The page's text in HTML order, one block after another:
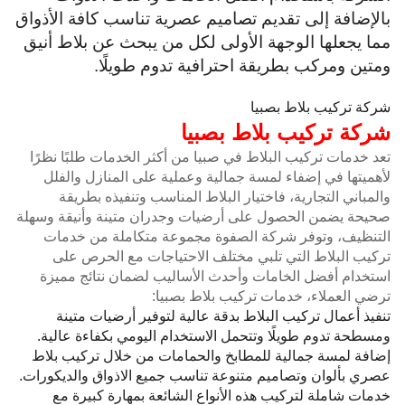
بالإضافة إلى تقديم تصاميم عصرية تناسب كافة الأذواق
مما يجعلها الوجهة الأولى لكل من يبحث عن بلاط أنيق
ومتين ومركب بطريقة احترافية تدوم طويلًا.
شركة تركيب بلاط بصبيا
شركة تركيب بلاط بصبيا
تعد خدمات تركيب البلاط في صبيا من أكثر الخدمات طلبًا نظرًا
لأهميتها في إضفاء لمسة جمالية وعملية على المنازل والفلل
والمباني التجارية، فاختيار البلاط المناسب وتنفيذه بطريقة
صحيحة يضمن الحصول على أرضيات وجدران متينة وأنيقة وسهلة
التنظيف، وتوفر شركة الصفوة مجموعة متكاملة من خدمات
تركيب البلاط التي تلبي مختلف الاحتياجات مع الحرص على
استخدام أفضل الخامات وأحدث الأساليب لضمان نتائج مميزة
ترضي العملاء، خدمات تركيب بلاط بصبيا:
تنفيذ أعمال تركيب البلاط بدقة عالية لتوفير أرضيات متينة
ومسطحة تدوم طويلًا وتتحمل الاستخدام اليومي بكفاءة عالية.
إضافة لمسة جمالية للمطابخ والحمامات من خلال تركيب بلاط
عصري بألوان وتصاميم متنوعة تناسب جميع الاذواق والديكورات.
خدمات شاملة لتركيب هذه الأنواع الشائعة بمهارة كبيرة مع